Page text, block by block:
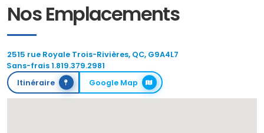
Nos Emplacements
2515 rue Royale Trois-Rivières, QC, G9A4L7
Sans-frais 1.819.379.2981
Itinéraire
Google Map